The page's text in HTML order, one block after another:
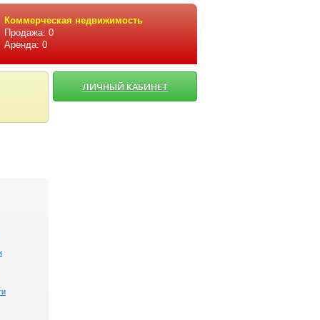
Коммерческая недвижимость
Продажа: 0
Аренда: 0
ЛИЧНЫЙ КАБИНЕТ